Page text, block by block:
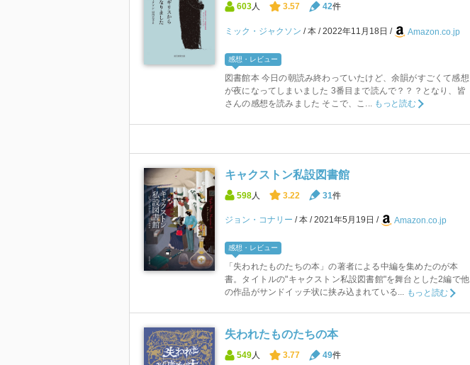
603 人 3.57 42件
ミック・ジャクソン 本 2022年11月18日 Amazon.co.jp
感想・レビュー
図書館本 今日の朝読み終わっていたけど、余韻がすごくて感想
が夜になってしまいました 3番目まで読んで？？？となり、皆
さんの感想を読みました そこで、こ...
もっと読む
キャクストン私設図書館
598 人 3.22 31件
ジョン・コナリー 本 2021年5月19日 Amazon.co.jp
感想・レビュー
「失われたものたちの本」の著者による中編を集めたのが本
書。タイトルの"キャクストン私設図書館"を舞台とした2編で他
の作品がサンドイッチ状に挟み込まれている... もっと読む
失われたものたちの本
549人 3.77 49件